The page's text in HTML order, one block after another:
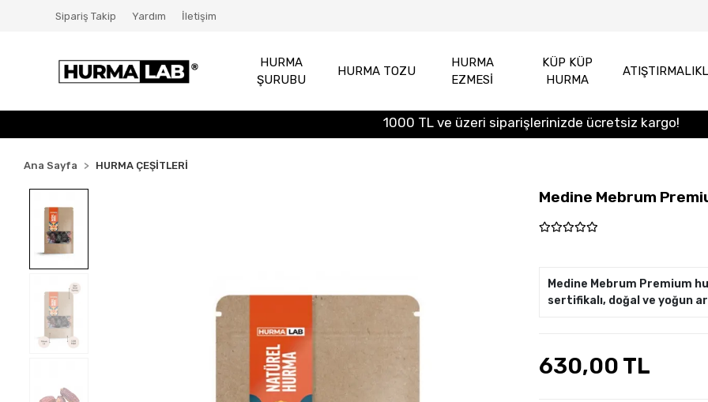
1000 TL ve üzeri siparişlerinizde ücretsiz kargo!
Sipariş Takip Yardım İletişim
HURMA
ŞURUBU
HURMA TOZU
HURMA
EZMESİ
KÜP KÜP
HURMA
Ana Sayfa HURMA ÇEŞİTLERİ
Medine Mebrum
Medine Mebrum Premium
sertifikalı, doğal ve yoğun
630,00 TL